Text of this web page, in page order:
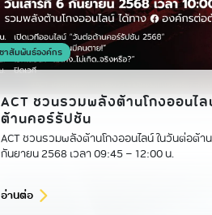
าสัมพันธ์องค์กร
ACT ชวนรวมพลังต้านโกงออนไ
ต้านคอร์รัปชัน
ACT ชวนรวมพลังต้านโกงออนไลน์ ในวันต่อต้
กันยายน 2568 เวลา 09:45 - 12:00 น.
อ่านต่อ